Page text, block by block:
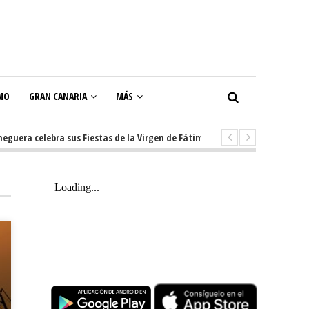
GRAN CANARIA MÁS
celebra sus Fiestas de la Virgen de Fátima con diez días de tradición,